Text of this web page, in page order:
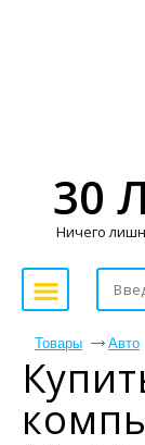
Товары Авто
30
Ничего